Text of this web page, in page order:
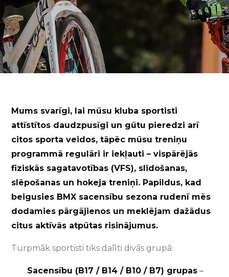
Mums svarīgi, lai mūsu kluba sportisti
attīstītos daudzpusīgi un gūtu pieredzi arī
citos sporta veidos, tāpēc mūsu treniņu
programmā regulāri ir iekļauti – vispārējās
fiziskās sagatavotības (VFS), slidošanas,
slēpošanas un hokeja treniņi. Papildus, kad
beigusies BMX sacensību sezona rudenī mēs
dodamies pārgājienos un meklējam dažādus
citus aktīvās atpūtas risinājumus.
Turpmāk sportisti tiks dalīti divās grupā:
Sacensību (B17 / B14 / B10 / B7) grupas –